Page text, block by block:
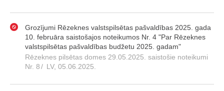
Grozījumi Rēzeknes valstspilsētas pašvaldības 2025. gada
10. februāra saistošajos noteikumos Nr. 4 "Par Rēzeknes
valstspilsētas pašvaldības budžetu 2025. gadam"
Rēzeknes pilsētas domes 29.05.2025. saistošie noteikumi
Nr. 8/ LV, 05.06.2025.